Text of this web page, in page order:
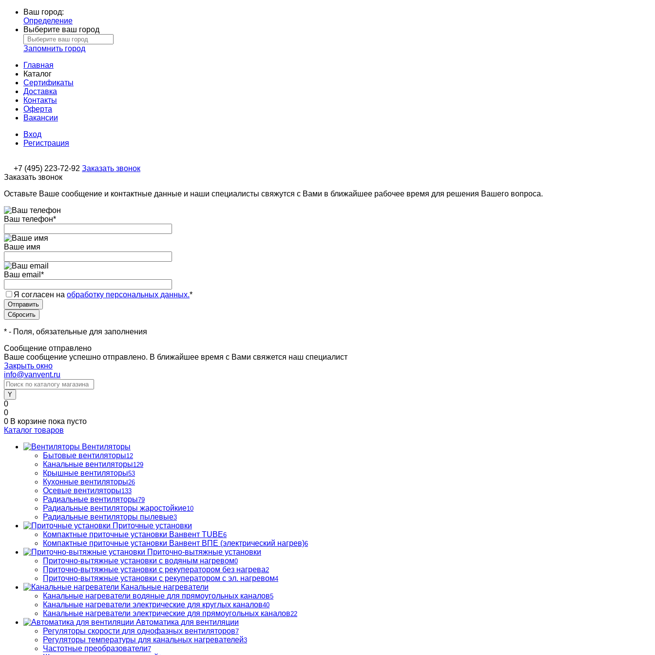
Ваш город:
Определение
Выберите ваш город
Запомнить город
Главная
Каталог
Сертификаты
Доставка
Контакты
Оферта
Вакансии
Вход
Регистрация
+7 (495) 223-72-92 Заказать звонок
Заказать звонок
Оставьте Ваше сообщение и контактные данные и наши специалисты свяжутся с Вами в ближайшее рабочее время для решения Вашего вопроса.
Ваш телефон*
Ваше имя
Ваш email *
Я согласен на обработку персональных данных.*
* - Поля, обязательные для заполнения
Сообщение отправлено
Ваше сообщение успешно отправлено. В ближайшее время с Вами свяжется наш специалист
Закрыть окно
info@vanvent.ru
0
0
0 В корзине пока пусто
Каталог товаров
Вентиляторы
Бытовые вентиляторы12
Канальные вентиляторы129
Крышные вентиляторы53
Кухонные вентиляторы26
Осевые вентиляторы133
Радиальные вентиляторы79
Радиальные вентиляторы жаростойкие10
Радиальные вентиляторы пылевые3
Приточные установки
Компактные приточные установки Ванвент TUBE6
Компактные приточные установки Ванвент ВПЕ (электрический нагрев)6
Приточно-вытяжные установки
Приточно-вытяжные установки с водяным нагревом0
Приточно-вытяжные установки с рекуператором без нагрева2
Приточно-вытяжные установки с рекуператором с эл. нагревом4
Канальные нагреватели
Канальные нагреватели водяные для прямоугольных каналов5
Канальные нагреватели электрические для круглых каналов40
Канальные нагреватели электрические для прямоугольных каналов22
Автоматика для вентиляции
Регуляторы скорости для однофазных вентиляторов7
Регуляторы температуры для канальных нагревателей3
Частотные преобразователи7